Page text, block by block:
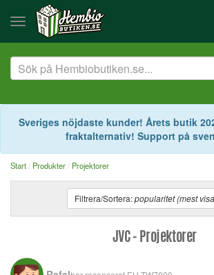
Sveriges nöjdaste kunder! Årets butik
fraktalternativ! Support på
Start Produkter Projektorer
Filtrera/Sortera:popularitet (mest
JVC - Projektorer